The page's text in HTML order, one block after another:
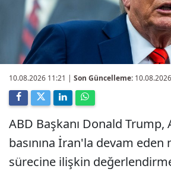
10.08.2026 11:21 | Son Güncelleme:
ABD Başkanı Donald Trump,
basınına İran'la devam eden
sürecine ilişkin